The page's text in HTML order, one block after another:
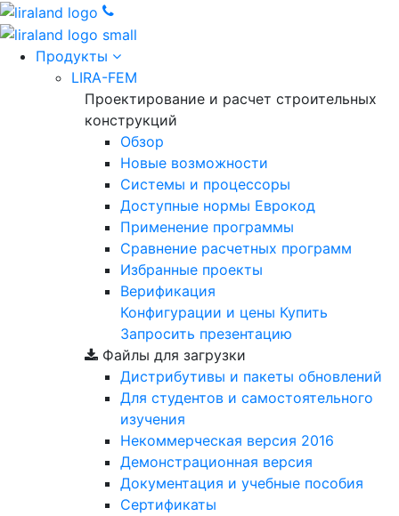
Продукты
LIRA-FEM
Проектирование и расчет строительных
конструкций
Обзор
Новые возможности
Cистемы и процессоры
Доступные нормы Еврокод
Применение программы
Сравнение расчетных программ
Избранные проекты
Верификация
Конфигурации и цены Купить
Запросить презентацию
Файлы для загрузки
Дистрибутивы и пакеты обновлений
Для студентов и самостоятельного
изучения
Некоммерческая версия 2016
Демонстрационная версия
Документация и учебные пособия
Сертификаты